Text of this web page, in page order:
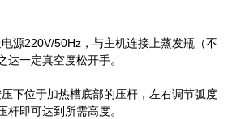
220V/50Hz，与主机连接上蒸发瓶（不
达一定真空度松开手。
位于加热槽底部的压杆，左右调节弧度
杆即可达到所需高度。